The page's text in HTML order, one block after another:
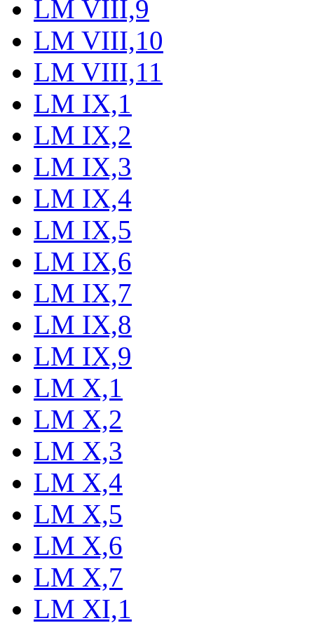
LM VIII,9
LM VIII,10
LM VIII,11
LM IX,1
LM IX,2
LM IX,3
LM IX,4
LM IX,5
LM IX,6
LM IX,7
LM IX,8
LM IX,9
LM X,1
LM X,2
LM X,3
LM X,4
LM X,5
LM X,6
LM X,7
LM XI,1